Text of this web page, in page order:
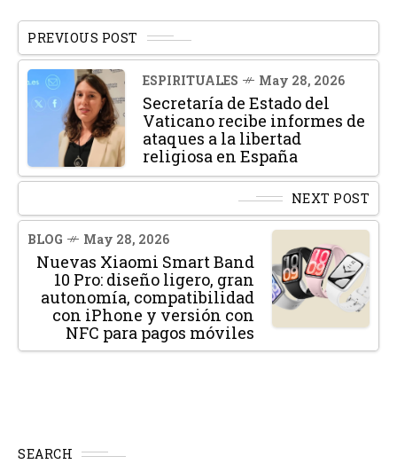
PREVIOUS POST
ESPIRITUALES May 28, 2026
Secretaría de Estado del
Vaticano recibe informes de
ataques a la libertad
religiosa en España
NEXT POST
BLOG May 28, 2026
Nuevas Xiaomi Smart Band
10 Pro: diseño ligero, gran
autonomía, compatibilidad
con iPhone y versión con
NFC para pagos móviles
SEARCH